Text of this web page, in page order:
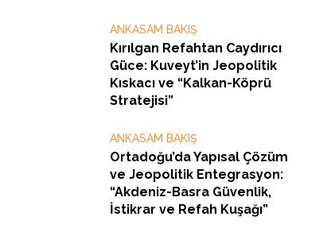
ANKASAM BAKIŞ
Kırılgan Refahtan Caydırıcı
Güce: Kuveyt’in Jeopolitik
Kıskacı ve “Kalkan-Köprü
Stratejisi”
ANKASAM BAKIŞ
Ortadoğu’da Yapısal Çözüm
ve Jeopolitik Entegrasyon:
“Akdeniz-Basra Güvenlik,
İstikrar ve Refah Kuşağı”